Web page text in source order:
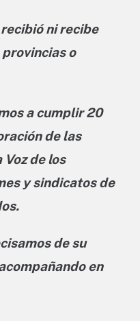
ni recibe
o
a cumplir20
de las
Voz de los
y sindicatos de
de su
en